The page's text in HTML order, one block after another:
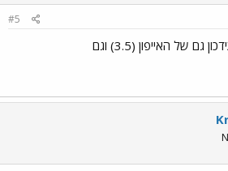
#5
גם של האייפון (3.5) וגם